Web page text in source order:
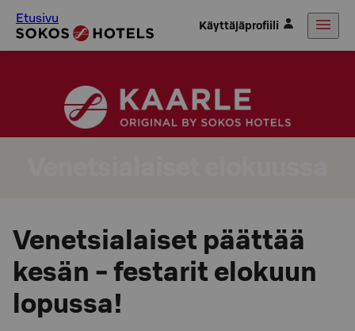
Etusivu Käyttäjäprofiili
Venetsialaiset päättää
kesän - festarit elokuun
lopussa!